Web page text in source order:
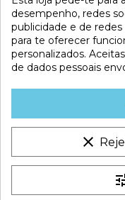
REVESTIMENTO
AUTONOMIA
desempenho, redes
publicidade e de
para te oferecer
personalizados.
de dados pessoais
clear